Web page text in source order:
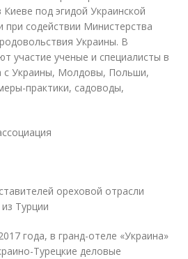
под эгидой Украинской
при содействии Министерства
Украины. В
участие ученые и специалисты в
с Украины, Молдовы, Польши,
практики, садоводы,
ореховой отрасли
Турции
года, в гранд-отеле «Украина»
Турецкие деловые